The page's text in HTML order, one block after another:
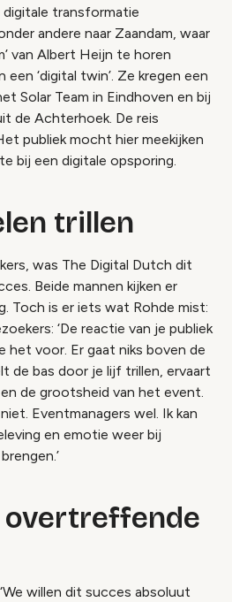
digitale transformatie
andere naar Zaandam, waar
van Albert Heijn te horen
‘digital twin’. Ze kregen een
Solar Team in Eindhoven en bij
de Achterhoek. De reis
publiek mocht hier meekijken
bij een digitale opsporing.
trillen
was The Digital Dutch dit
Beide mannen kijken er
Toch is er iets wat Rohde mist:
‘De reactie van je publiek
het voor. Er gaat niks boven de
de bas door je lijf trillen, ervaart
de grootsheid van het event.
Eventmanagers wel. Ik kan
en emotie weer bij
overtreffende
willen dit succes absoluut